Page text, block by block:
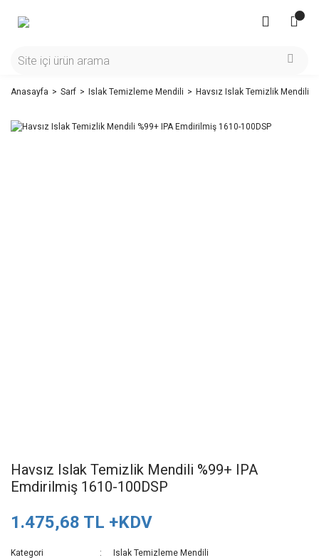
Anasayfa Sarf Islak Temizleme Mendili Havsız Islak Temizlik Mendili
Havsız Islak Temizlik Mendili %99+ IPA
Emdirilmiş 1610-100DSP
1.475,68 TL +KDV
Kategori
Islak Temizleme Mendili